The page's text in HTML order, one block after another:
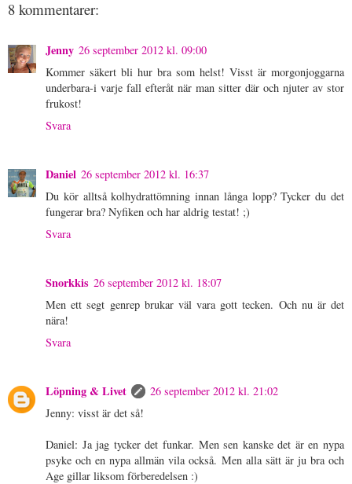
8 kommentarer:
Jenny 26 september 2012 kl. 09:00
Kommer säkert bli hur bra som helst! Visst är morgonjoggarna
underbara-i varje fall efteråt när man sitter där och njuter av stor
frukost!
Svara
Daniel 26 september 2012 kl. 16:37
Du kör alltså kolhydrattömning innan långa lopp? Tycker du det
fungerar bra? Nyfiken och har aldrig testat! ;)
Svara
Snorkkis 26 september 2012 kl. 18:07
Men ett segt genrep brukar väl vara gott tecken. Och nu är det
nära!
Svara
Löpning & Livet
26 september 2012 kl. 21:02
Jenny: visst är det så!
Daniel: Ja jag tycker det funkar. Men sen kanske det är en nypa
psyke och en nypa allmän vila också. Men alla sätt är ju bra och
Age gillar liksom förberedelsen :)